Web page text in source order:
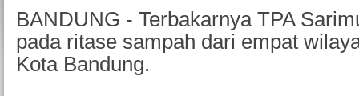
BANDUNG - Terbakarnya TPA
pada ritase sampah dari empat
Kota Bandung.